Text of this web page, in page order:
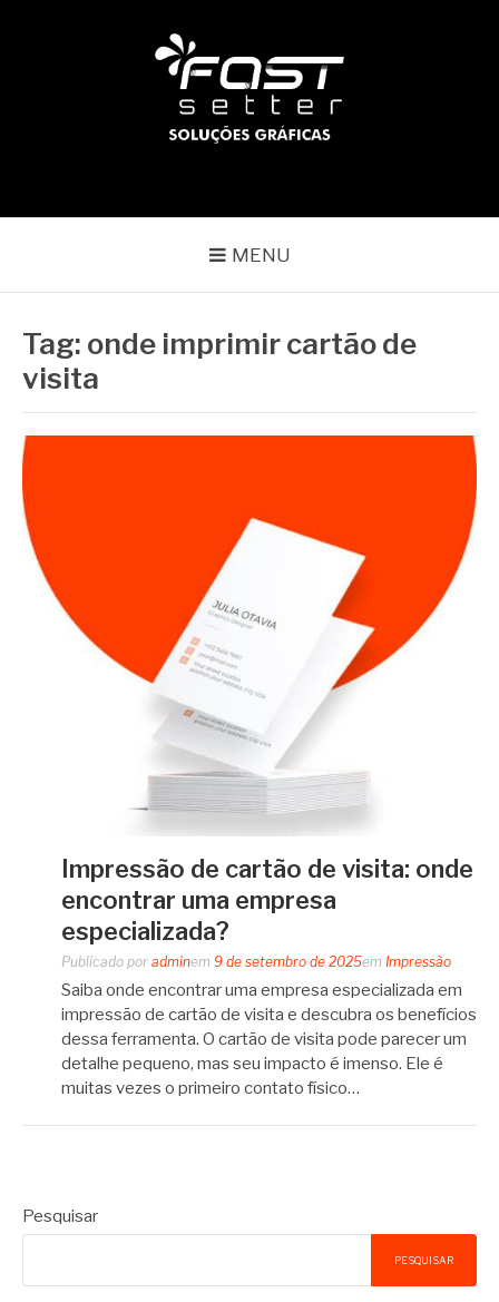
MENU
Tag: onde imprimir cartão de
visita
Impressão de cartão de visita: onde
encontrar uma empresa
especializada?
Publicado por adminem 9 de setembro de 2025em Impressão
Saiba onde encontrar uma empresa especializada em
impressão de cartão de visita e descubra os benefícios
dessa ferramenta. O cartão de visita pode parecer um
detalhe pequeno, mas seu impacto é imenso. Ele é
muitas vezes o primeiro contato físico…
Pesquisar
PESQUISAR